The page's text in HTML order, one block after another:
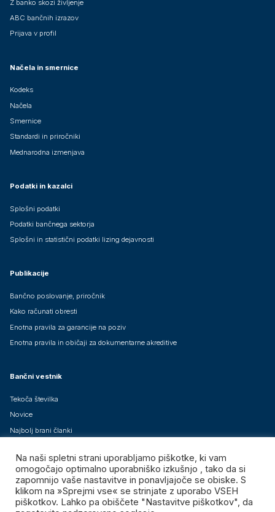
Z banko skozi življenje
ABC bančnih izrazov
Prijava v profil
Načela in smernice
Kodeks
Načela
Smernice
Standardi in priročniki
Mednarodna izmenjava
Podatki in kazalci
Splošni podatki
Podatki bančnega sektorja
Splošni in statistični podatki lizing dejavnosti
Publikacije
Bančno poslovanje, priročnik
Kako računati obresti
Enotna pravila za garancije na poziv
Enotna pravila in običaji za dokumentarne akreditive
Bančni vestnik
Tekoča številka
Novice
Najbolj brani članki
Brezplačne mednarodne izdaje
Na naši spletni strani uporabljamo piškotke, ki vam
omogočajo optimalno uporabniško izkušnjo , tako da si
zapomnijo vaše nastavitve in ponavljajoče se obiske. S
klikom na »Sprejmi vse« se strinjate z uporabo VSEH
piškotkov. Lahko pa obiščete "Nastavitve piškotkov", da